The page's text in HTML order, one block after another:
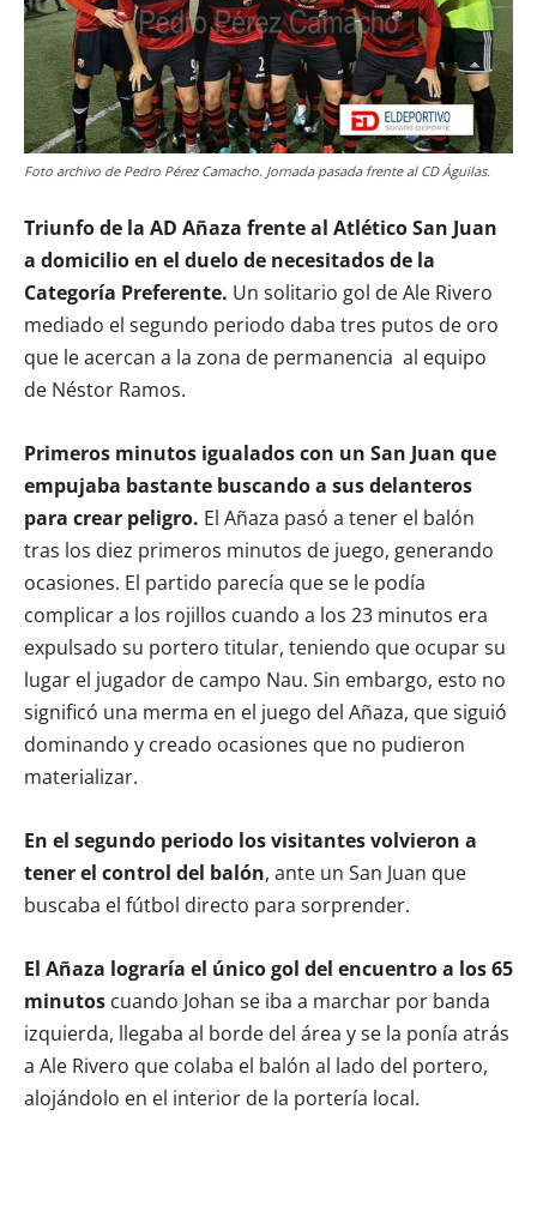
Foto archivo de Pedro Pérez Camacho. Jornada pasada frente al CD Águilas.
Triunfo de la AD Añaza frente al Atlético San Juan
a domicilio en el duelo de necesitados de la
Categoría Preferente. Un solitario gol de Ale Rivero
mediado el segundo periodo daba tres putos de oro
que le acercan a la zona de permanencia al equipo
de Néstor Ramos.
Primeros minutos igualados con un San Juan que
empujaba bastante buscando a sus delanteros
para crear peligro. El Añaza pasó a tener el balón
tras los diez primeros minutos de juego, generando
ocasiones. El partido parecía que se le podía
complicar a los rojillos cuando a los 23 minutos era
expulsado su portero titular, teniendo que ocupar su
lugar el jugador de campo Nau. Sin embargo, esto no
significó una merma en el juego del Añaza, que siguió
dominando y creado ocasiones que no pudieron
materializar.
En el segundo periodo los visitantes volvieron a
tener el control del balón, ante un San Juan que
buscaba el fútbol directo para sorprender.
El Añaza lograría el único gol del encuentro a los 65
minutos cuando Johan se iba a marchar por banda
izquierda, llegaba al borde del área y se la ponía atrás
a Ale Rivero que colaba el balón al lado del portero,
alojándolo en el interior de la portería local.